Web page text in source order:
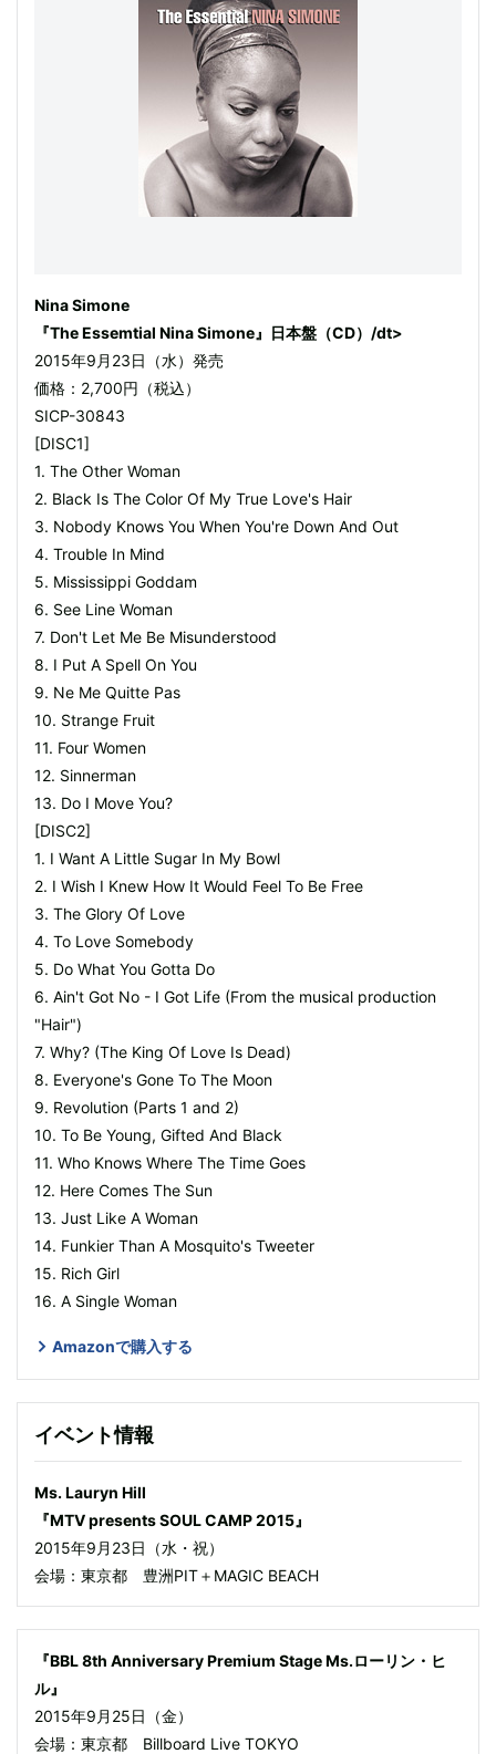
Nina Simone
『The Essemtial Nina Simone』日本盤（CD）/dt>
2015年9月23日（水）発売
価格：2,700円（税込）
SICP-30843
[DISC1]
1. The Other Woman
2. Black Is The Color Of My True Love's Hair
3. Nobody Knows You When You're Down And Out
4. Trouble In Mind
5. Mississippi Goddam
6. See Line Woman
7. Don't Let Me Be Misunderstood
8. I Put A Spell On You
9. Ne Me Quitte Pas
10. Strange Fruit
11. Four Women
12. Sinnerman
13. Do I Move You?
[DISC2]
1. I Want A Little Sugar In My Bowl
2. I Wish I Knew How It Would Feel To Be Free
3. The Glory Of Love
4. To Love Somebody
5. Do What You Gotta Do
6. Ain't Got No - I Got Life (From the musical production
"Hair")
7. Why? (The King Of Love Is Dead)
8. Everyone's Gone To The Moon
9. Revolution (Parts 1 and 2)
10. To Be Young, Gifted And Black
11. Who Knows Where The Time Goes
12. Here Comes The Sun
13. Just Like A Woman
14. Funkier Than A Mosquito's Tweeter
15. Rich Girl
16. A Single Woman
Amazonで購入する
イベント情報
Ms. Lauryn Hill
『MTV presents SOUL CAMP 2015』
2015年9月23日（水・祝）
会場：東京都 豊洲PIT＋MAGIC BEACH
『BBL 8th Anniversary Premium Stage Ms.ローリン・ヒ
ル』
2015年9月25日（金）
会場：東京都 Billboard Live TOKYO